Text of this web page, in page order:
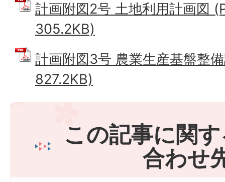
計画附図2号 土地利用計画図
305.2KB)
計画附図3号 農業生産基盤整
827.2KB)
この記事に関
合わせ